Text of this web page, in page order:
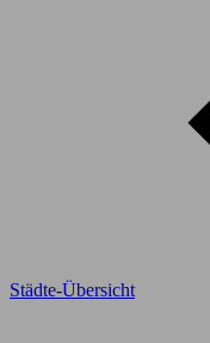
Städte-Übersicht